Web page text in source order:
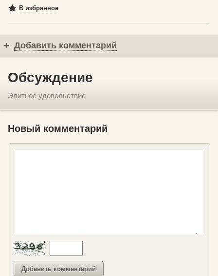
В избранное
Добавить комментарий
Обсуждение
Элитное удовольствие
Новый комментарий